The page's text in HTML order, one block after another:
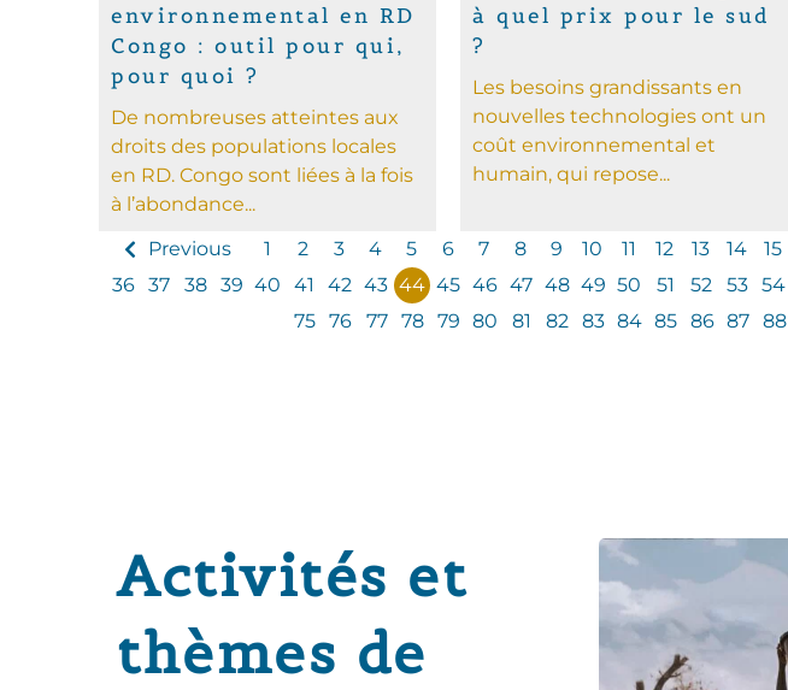
environnemental en RD
Congo : outil pour qui,
pour quoi ?
De nombreuses atteintes aux
droits des populations locales
en RD. Congo sont liées à la fois
à l’abondance...
à quel prix pour le sud
?
Les besoins grandissants en
nouvelles technologies ont un
coût environnemental et
humain, qui repose...
Previous 1 2 3 4 5 6 7 8 9 10 11 12 13 14 15
36
37 38 39 40 41 42 43 44 45 46 47 48 49 50 51 52 53 54
75
76 77 78 79 80 81 82 83 84 85 86 87 88
Activités et
thèmes de